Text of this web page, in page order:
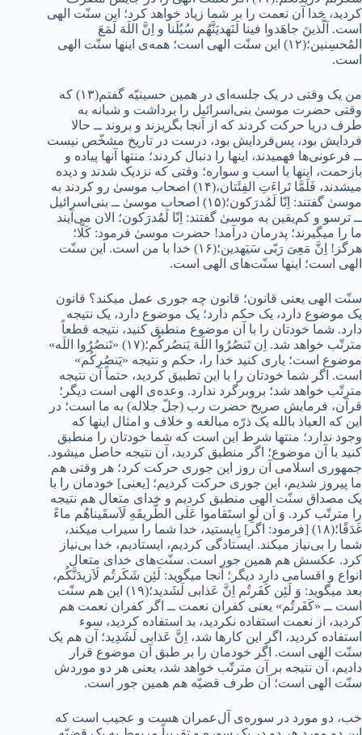
کردید، خدا آن نعمت را بر شما زیاد خواهد کرد؛ این سنّت الهی
است. اَلَّذینَ جاهَدوا فینا لَنَهدیَنَّهُم سُبُلَنا و اِنَّ اللَهَ لَمَعَ
المُحسِنین؛(۱۲) این سنّت الهی است؛ همه‌ی اینها سنّت الهی
است.
من یک وقتی در یک جلسه‌ای در همین حسینیّه گفتم(۱۳) که
وقتی حضرت موسیٰ بنی‌اسرائیل را برداشت و شبانه به
طرف دریا حرکت کردند که از آنجا بگریزند و بروند ــ حالا
فردایش بود، پس‌فردایش بود، درست در تاریخ مشخّص نیست
ــ فرعونی‌ها فهمیدند، اینها را دنبال کردند؛ منتها آنها پیاده و
بازحمت، اینها با اسب و سواره؛ وقتی که نزدیک شدند و دیده
میشدند، فَلَمَّا تَراءَتِ الفِئَتان،(۱۴) اصحاب موسیٰ رو کردند به
موسیٰ گفتند: اِنّا لَمُدرَکون؛(۱۵) اصحاب موسیٰ ــ بنی‌اسرائیل
ــ ترسو و کم‌یقین به موسیٰ گفتند: اِنّا لَمُدرَکون؛ الان می‌آیند
ما را میگیرند؛ پدرمان درآمد! حضرت موسیٰ فرمود: کَلّا؛
هرگز! اِنَّ مَعِیَ رَبّی سَیَهدین؛(۱۶) خدا با من است. این سنّت
الهی است؛ اینها سنّت‌های الهی است.
سنّت الهی یعنی قانون؛ قانون چه جوری عمل میکند؟ قانون
یک موضوع دارد، یک حکم دارد؛ یک موضوع دارد، یک نتیجه
دارد. شما خودتان را با آن موضوع منطبق کنید، نتیجه قطعاً
مترتّب خواهد شد. اِن تَنصُرُوا اللَهَ یَنصُرکُم؛(۱۷) «تَنصُرُوا اللَه»
موضوع است؛ یاری کنید خدا را، حکم و نتیجه «یَنصُرکُم»
است. اگر شما خودتان را با این تطبیق کردید، حتماً آن نتیجه
مترتّب خواهد شد؛ بروبرگرد ندارد. وعده‌ی الهی است دیگر؛
قرآن، فرمایش صریح حضرت رب (جلّ جلاله) به ما است؛ در
این که العیاذ بالله یک ذرّه مبالغه و خلاف و امثال اینها که
وجود ندارد؛ منتها شرط این است که شما خودتان را منطبق
کنید با آن موضوع؛ اگر منطبق کردید، آن نتیجه حاصل میشود.
جمهوری اسلامی آن روز این‌ جوری حرکت کرد؛ هر وقتی هم
ما پیروز شدیم، این‌ جوری حرکت کردیم؛ [یعنی] خودمان را با
یک مصداق سنّت الهی منطبق کردیم و خدای متعال هم نتیجه
را مترتّب کرد. وَ اَن لَوِ استَقاموا عَلَى الطَّریقَهِ لَاَسقَیناهُم ماءً
غَدَقًا؛(۱۸) [فرمود: اگر] بِایستید، خدا شما را سیراب میکند،
شما را بی‌نیاز میکند. ایستادگی کردیم، ایستادیم، خدا بی‌نیاز
کرد. عکسش هم همین ‌جور است. سنّت‌های خدای متعال
انواع و اقسامی دارد دیگر؛ آنجا میگوید: لَئِن شَکَرتُم لَاَزیدَنَّکُم،
بعد میگوید: وَ لَئِن کَفَرتُم اِنَّ عَذابی لَشَدید؛(۱۹) این هم سنّت
است ــ «کَفَرتُم» یعنی کفران نعمت ــ اگر کفران نعمت هم
کردید، از نعمت استفاده نکردید، بد استفاده کردید، سوء
استفاده کردید، اگر این کارها شد، اِنَّ عَذابی لَشَدِید؛ آن هم یک
سنّت الهی است. اگر خودمان را بر طبق آن موضوع قرار
دادیم، آن نتیجه بر آن مترتّب خواهد شد، یعنی هر دو موردش
سنّت الهی است؛ آن طرف قضیّه هم همین ‌جور است.
خب، دو مورد در سوره‌ی آل‌عمران هست و ‌عجیب است که